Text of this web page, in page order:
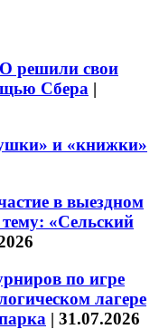
решили свои
Сбера |
и «книжки»
в выездном
«Сельский
по игре
лагере
| 31.07.2026